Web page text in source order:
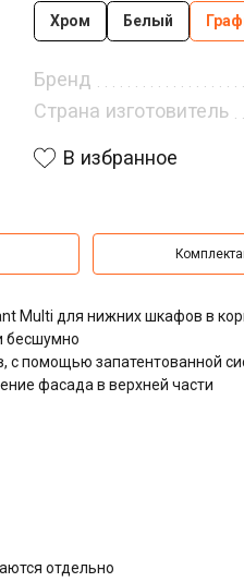
Хром Белый
Бренд
Страна изготовитель
В избранное
Multi для нижних шкафов в
бесшумно
с помощью запатентованной
фасада в верхней части
отдельно